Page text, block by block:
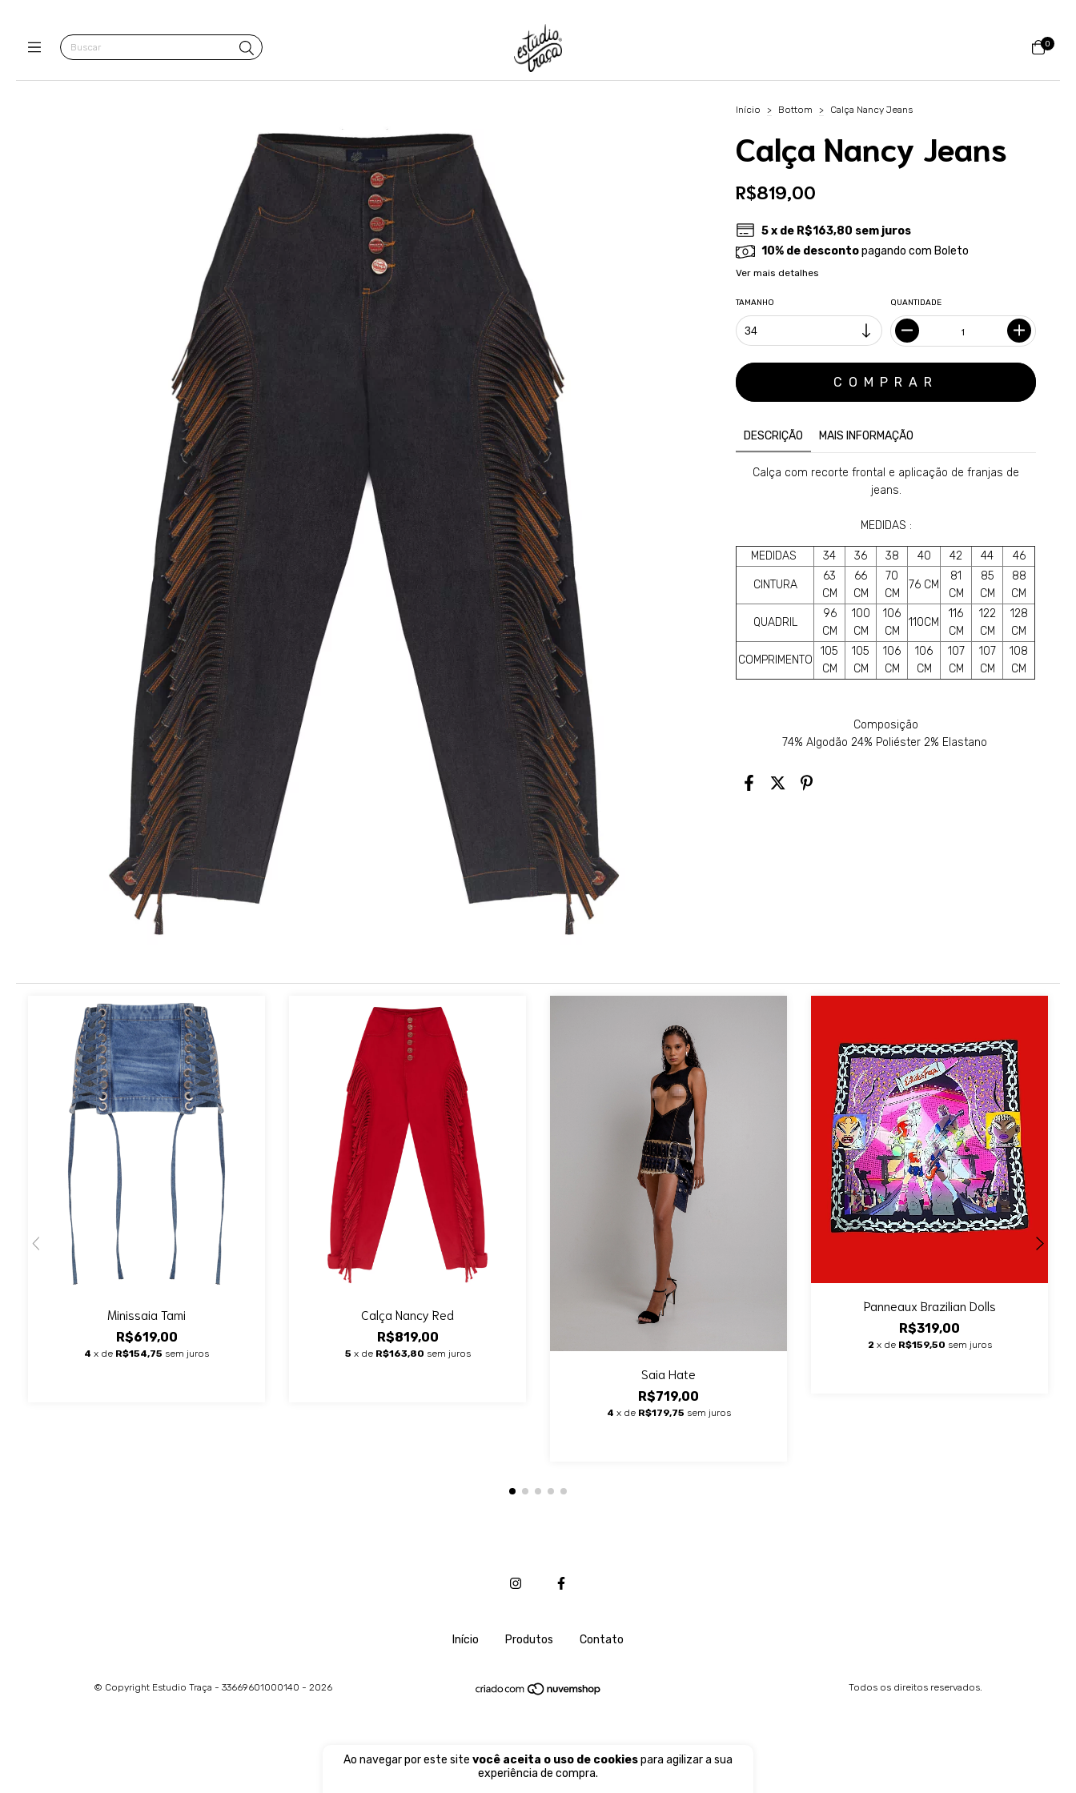
0
Ao navegar por este site você aceita o uso de cookiespara agilizar a sua
experiência de compra.
Início > Bottom > Calça Nancy Jeans
Calça Nancy Jeans
R$819,00
5x de R$163,80 sem juros
10% de descontopagando com Boleto
Ver mais detalhes
TAMANHO QUANTIDADE
DESCRIÇÃO MAIS INFORMAÇÃO
Calça com recorte frontal e aplicação de franjas de
jeans.
MEDIDAS :
MEDIDAS 34 36 38 40 42 44 46
CINTURA
63
CM
66
CM
70
CM
76 CM
81
CM
85
CM
88
CM
QUADRIL
96
CM
100
CM
106
CM
110CM
116
CM
122
CM
128
CM
COMPRIMENTO
105
CM
105
CM
106
CM
106
CM
107
CM
107
CM
108
CM
Composição
74% Algodão 24% Poliéster 2% Elastano
Minissaia Tami
R$619,00
4 x de R$154,75 sem juros
Calça Nancy Red
R$819,00
5 x de R$163,80 sem juros
Saia Hate
R$719,00
4 x de R$179,75 sem juros
Panneaux Brazilian Dolls
R$319,00
2 x de R$159,50 sem juros
Início Produtos Contato
© Copyright Estudio Traça - 33669601000140 - 2026 Todos os direitos reservados.